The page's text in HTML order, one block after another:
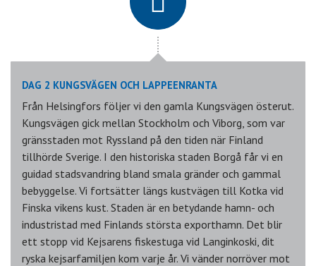
DAG 2 KUNGSVÄGEN OCH LAPPEENRANTA
Från Helsingfors följer vi den gamla Kungsvägen österut.
Kungsvägen gick mellan Stockholm och Viborg, som var
gränsstaden mot Ryssland på den tiden när Finland
tillhörde Sverige. I den historiska staden Borgå får vi en
guidad stadsvandring bland smala gränder och gammal
bebyggelse. Vi fortsätter längs kustvägen till Kotka vid
Finska vikens kust. Staden är en betydande hamn- och
industristad med Finlands största exporthamn. Det blir
ett stopp vid Kejsarens fiskestuga vid Langinkoski, dit
ryska kejsarfamiljen kom varje år. Vi vänder norröver mot